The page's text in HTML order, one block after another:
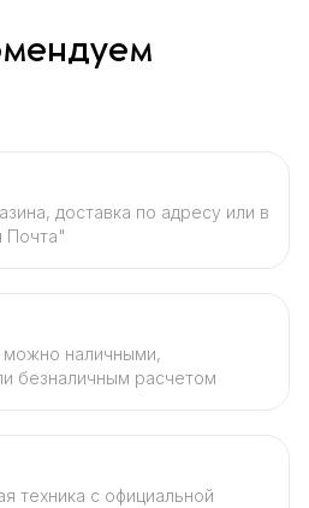
доставка по адресу или в
Почта"
можно наличными,
безналичным расчетом
техника с официальной